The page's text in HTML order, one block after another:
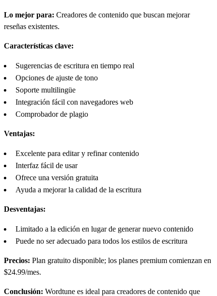
Lo mejor para: Creadores de contenido que buscan mejorar
reseñas existentes.
Características clave:
Sugerencias de escritura en tiempo real
Opciones de ajuste de tono
Soporte multilingüe
Integración fácil con navegadores web
Comprobador de plagio
Ventajas:
Excelente para editar y refinar contenido
Interfaz fácil de usar
Ofrece una versión gratuita
Ayuda a mejorar la calidad de la escritura
Desventajas:
Limitado a la edición en lugar de generar nuevo contenido
Puede no ser adecuado para todos los estilos de escritura
Precios: Plan gratuito disponible; los planes premium comienzan en
$24.99/mes.
Conclusión: Wordtune es ideal para creadores de contenido que